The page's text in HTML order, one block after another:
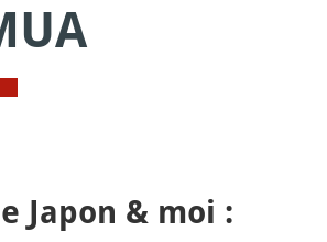
Japon & moi :